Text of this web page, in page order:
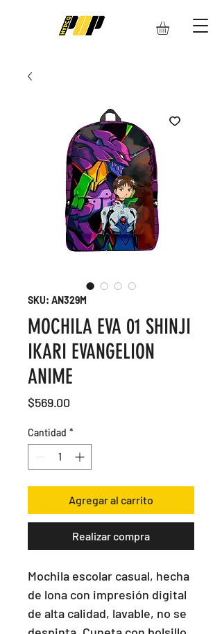
SKU: AN329M
MOCHILA EVA 01 SHINJI
IKARI EVANGELION
ANIME
$569.00
Cantidad *
Agregar al carrito
Realizar compra
Mochila escolar casual, hecha
de lona con impresión digital
de alta calidad, lavable, no se